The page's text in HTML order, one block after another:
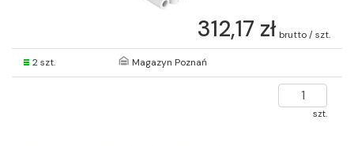
312,17 zł brutto / szt.
2 szt. Magazyn Poznań
szt.